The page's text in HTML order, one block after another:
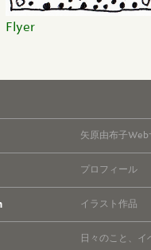
Flyer
矢原由布子Web
プロフィール
イラスト作品
日々のこと、イ